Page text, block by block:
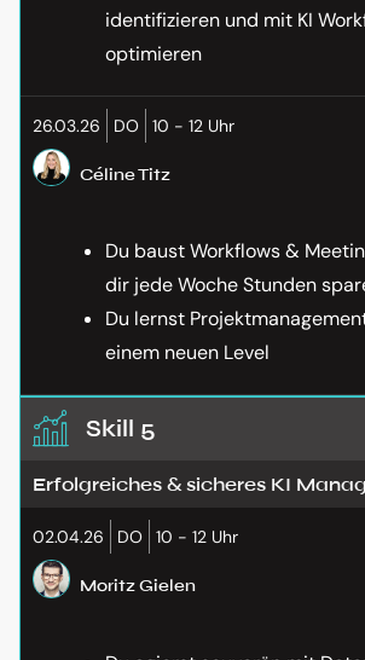
identifizieren und mit KI
optimieren
26.03.26 DO 10 - 12 Uhr
Céline Titz
Du baust Workflows &
dir jede Woche Stunden
Du lernst
einem neuen Level
Skill 5
Erfolgreiches & sicheres KI
02.04.26 DO 10 - 12 Uhr
Moritz Gielen